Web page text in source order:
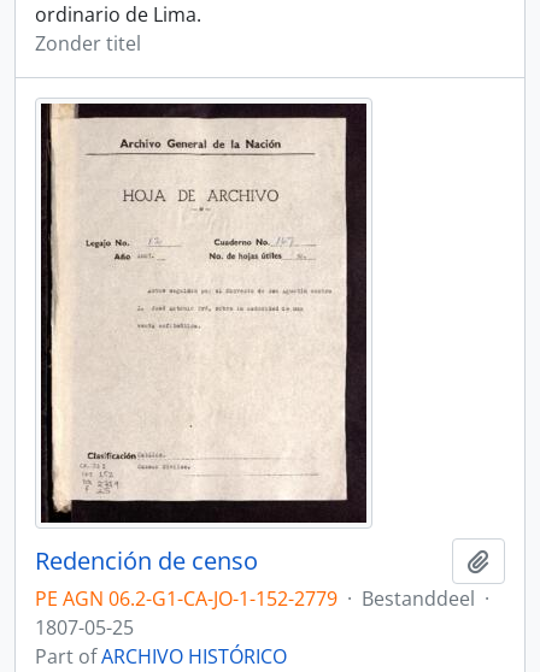
ordinario de Lima.
Zonder titel
Redención de censo
PE AGN 06.2-G1-CA-JO-1-152-2779 · Bestanddeel ·
1807-05-25
Part ofARCHIVO HISTÓRICO